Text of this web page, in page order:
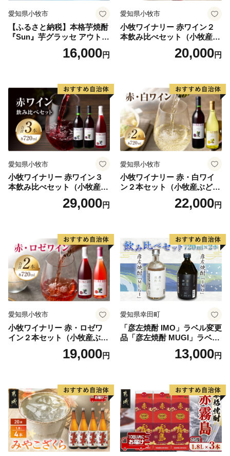
愛知県小牧市
【ふるさと納税】本格芋焼酎
『Sun』芋グラッセ アウトド
ア ソロキャンプ ベランピン
グ 巣ごもり 就労支援16,000円
愛知県小牧市
小牧ワイナリー 赤ワイン２
本飲み比べセット（小牧産ぶ
どう100％使用）20,000円
愛知県小牧市
小牧ワイナリー 赤ワイン３
本飲み比べセット（小牧産ぶ
どう100％使用）29,000円
愛知県小牧市
小牧ワイナリー 赤・白ワイ
ン２本セット（小牧産ぶどう
22,000円
愛知県小牧市
小牧ワイナリー 赤・ロゼワ
イン２本セット（小牧産ぶど
19,000円
愛知県幸田町
「彦左焼酎 IMO」ラベル変更
品「彦左焼酎 MUGI」ラベル
変更品 飲み比べ セット 合計
2本 720ml×各1本 25度 焼酎
13,000円